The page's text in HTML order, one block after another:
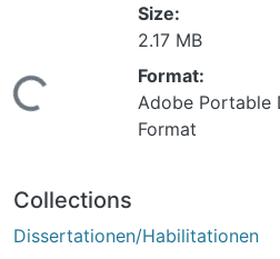
Size:
2.17 MB
Format:
Adobe Portable
Format
Collections
Dissertationen/Habilitationen